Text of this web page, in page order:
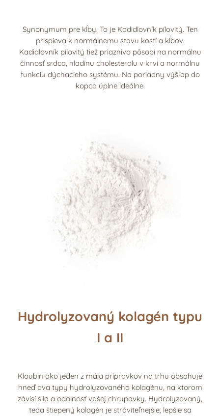
Synonymum pre kĺby. To je Kadidlovník pílovitý. Ten
prispieva k normálnemu stavu kostí a kĺbov.
Kadidlovník pílovitý tiež priaznivo pôsobí na normálnu
činnosť srdca, hladinu cholesterolu v krvi a normálnu
funkciu dýchacieho systému. Na poriadny výšľap do
kopca úplne ideálne.
Hydrolyzovaný kolagén typu
I a II
Kloubin ako jeden z mála prípravkov na trhu obsahuje
hneď dva typy hydrolyzovaného kolagénu, na ktorom
závisí sila a odolnosť vašej chrupavky. Hydrolyzovaný,
teda štiepený kolagén je stráviteľnejšie, lepšie sa